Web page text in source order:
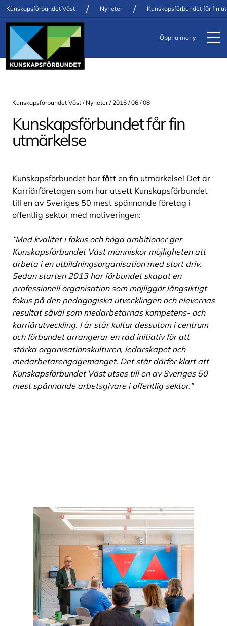
Kunskapsförbundet Väst / Nyheter / Kunskapsförbundet får fin
Öppna meny
Kunskapsförbundet Väst / Nyheter/ 2016 / 06 / 08
Kunskapsförbundet får fin
utmärkelse
Kunskapsförbundet har fått en fin utmärkelse! Det är
Karriärföretagen som har utsett Kunskapsförbundet
till en av Sveriges 50 mest spännande företag i
offentlig sektor med motiveringen:
”Med kvalitet i fokus och höga ambitioner ger
Kunskapsförbundet Väst människor möjligheten att
arbeta i en utbildningsorganisation med stort driv.
Sedan starten 2013 har förbundet skapat en
professionell organisation som möjliggör långsiktigt
fokus på den pedagogiska utvecklingen och elevernas
resultat såväl som medarbetarnas kompetens- och
karriärutveckling. I år står kultur dessutom i centrum
och förbundet arrangerar en rad initiativ för att
stärka organisationskulturen, ledarskapet och
medarbetarengagemanget. Det står därför klart att
Kunskapsförbundet Väst utses till en av Sveriges 50
mest spännande arbetsgivare i offentlig sektor.”